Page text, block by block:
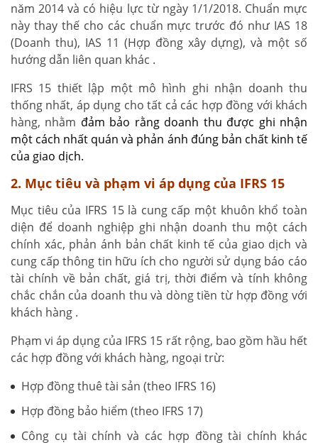
năm 2014 và có hiệu lực từ ngày 1/1/2018. Chuẩn mực
này thay thế cho các chuẩn mực trước đó như IAS 18
(Doanh thu), IAS 11 (Hợp đồng xây dựng), và một số
hướng dẫn liên quan khác .
IFRS 15 thiết lập một mô hình ghi nhận doanh thu
thống nhất, áp dụng cho tất cả các hợp đồng với khách
hàng, nhằm đảm bảo rằng doanh thu được ghi nhận
một cách nhất quán và phản ánh đúng bản chất kinh tế
của giao dịch.
2. Mục tiêu và phạm vi áp dụng của IFRS 15
Mục tiêu của IFRS 15 là cung cấp một khuôn khổ toàn
diện để doanh nghiệp ghi nhận doanh thu một cách
chính xác, phản ánh bản chất kinh tế của giao dịch và
cung cấp thông tin hữu ích cho người sử dụng báo cáo
tài chính về bản chất, giá trị, thời điểm và tính không
chắc chắn của doanh thu và dòng tiền từ hợp đồng với
khách hàng .
Phạm vi áp dụng của IFRS 15 rất rộng, bao gồm hầu hết
các hợp đồng với khách hàng, ngoại trừ:
Hợp đồng thuê tài sản (theo IFRS 16)
Hợp đồng bảo hiểm (theo IFRS 17)
Công cụ tài chính và các hợp đồng tài chính khác